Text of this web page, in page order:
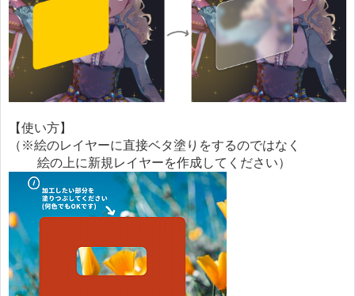
【使い方】
（※絵のレイヤーに直接ベタ塗りをするのではなく
絵の上に新規レイヤーを作成してください）